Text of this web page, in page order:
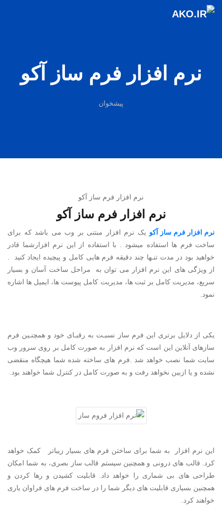
نرم افزار فرم ساز آکو
پیشخوان
نرم افزار فرم ساز آکو
نرم افزار فرم ساز آکو
نرم افزار فرم ساز آکو یک نرم افزار مبتنی بر وب می باشد که برای
ساخت فرم ها استفاده میشود . با استفاده از این نرم افزارشما قادر
خواهید بود در مدت تنـها چند دقیقه فرم هایی کامل و پیچیده ایجاد کنید .
از ویژگی های این نرم افزار می توان به مراحل ساخت آسان و بسیار
سریع، مدیریت کامل بر ثبت ها، مدیریت کامل پیوست ها، ایمیل ها اشاره
نمود.
یکی از دلایل برتری این فرم ساز نسبـت به رقبـای خود و همچنـین فرم
سازهای آنلاین این است که نرم افزار به صورت کامل بر روی سرور وب
سایت شما نصب خواهد شد .فرم های ساخته شده شما هیچگاه منقضی
نشده و یا ازبین نخواهد رفت و به صورت کامل در کنترل شما خواهند بود.
این نرم افزار به شما برای ساختن فرم های بسیار زیباتر کمک خواهد
کرد. قالب های درونی و همچنین سیستم قالب ساز بصری، به شما امکان
طراحی های بی شماری را خواهد داد. قابلیت کشیدن و رها کردن و
همچنین بسیاری قابلیت های دیگر شما را در ساخت فرم های فراوان یاری
خواهند کرد.